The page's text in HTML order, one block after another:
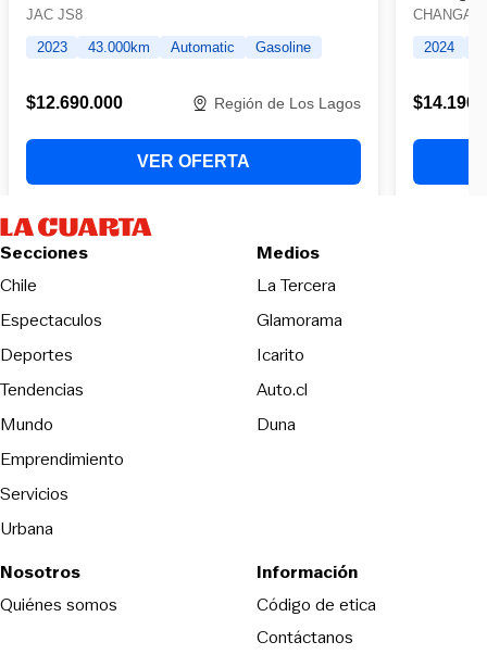
Secciones
Chile
Espectaculos
Deportes
Tendencias
Mundo
Emprendimiento
Servicios
Urbana
Medios
La TerceraOpens in new
Glamorama
Icarito
Auto.cl
DunaOpens in new window
Nosotros
Quiénes somos
Información
Código de eticaOpens in new
Contáctanos